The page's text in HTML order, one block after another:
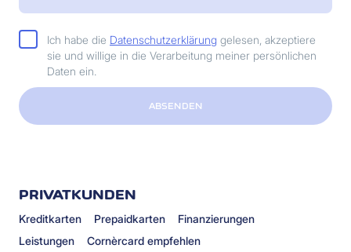
Ich habe die Datenschutzerklärung gelesen, akzeptiere
sie und willige in die Verarbeitung meiner persönlichen
Daten ein.
ABSENDEN
PRIVATKUNDEN
Kreditkarten Prepaidkarten
Finanzierungen
Leistungen
Cornèrcard empfehlen